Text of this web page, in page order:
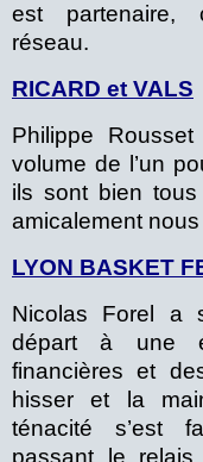
est partenaire,
réseau.
RICARD et VALS
Philippe
volume de l’un
ils sont bien
amicalement
LYON BASKET
Nicolas Forel a
départ à une
financières et
hisser et la
ténacité s’est
passant le